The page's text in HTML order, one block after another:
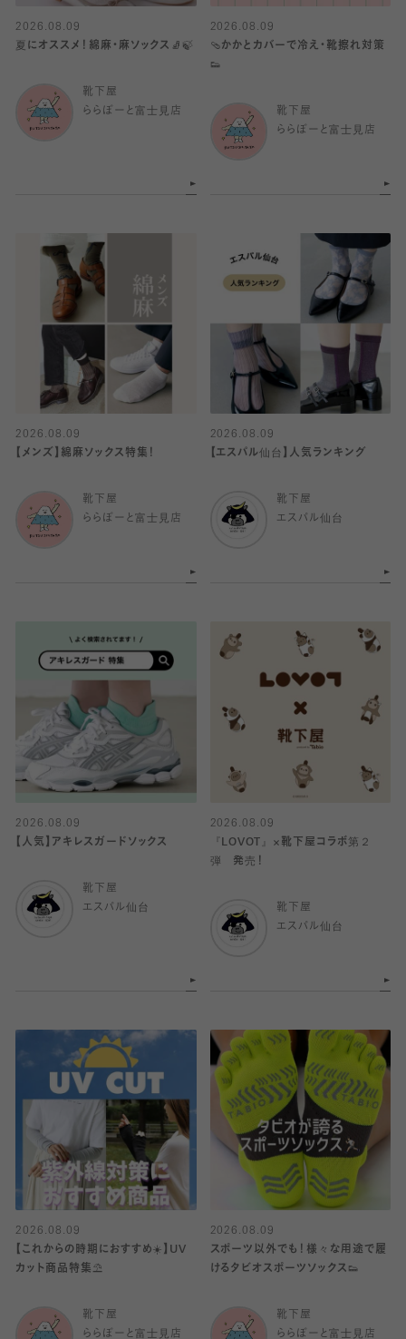
2026.08.09
夏にオススメ！綿麻・麻ソックス🧦🍃
靴下屋
ららぽーと富士見店
2026.08.09
🩴かかとカバーで冷え・靴擦れ対策
👟
靴下屋
ららぽーと富士見店
2026.08.09
【メンズ】綿麻ソックス特集！
靴下屋
ららぽーと富士見店
2026.08.09
【エスパル仙台】人気ランキング
靴下屋
エスパル仙台
2026.08.09
【人気】アキレスガードソックス
靴下屋
エスパル仙台
2026.08.09
『LOVOT』×靴下屋コラボ第２
弾 発売！
靴下屋
エスパル仙台
2026.08.09
【これからの時期におすすめ☀️】UV
カット商品特集⛱️
靴下屋
ららぽーと富士見店
2026.08.09
スポーツ以外でも！様々な用途で履
けるタビオスポーツソックス👟
靴下屋
ららぽーと富士見店